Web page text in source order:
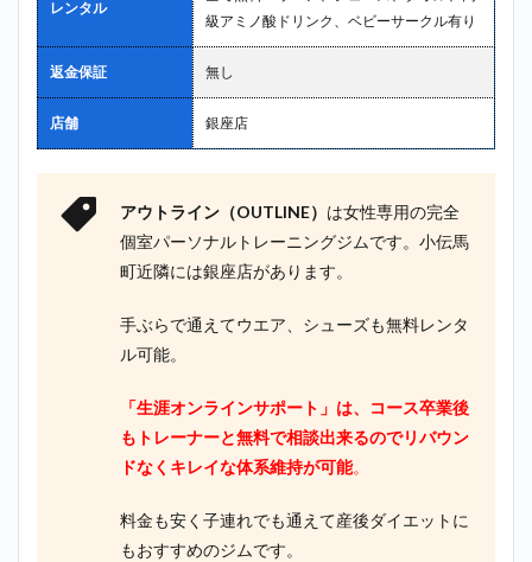
レンタル
級アミノ酸ドリンク、ベビーサークル有り
返金保証 無し
店舗 銀座店
アウトライン（OUTLINE） は女性専用の完全
個室パーソナルトレーニングジムです。小伝馬
町近隣には銀座店があります。
手ぶらで通えてウエア、シューズも無料レンタ
ル可能。
「生涯オンラインサポート」は、コース卒業後
もトレーナーと無料で相談出来るのでリバウン
ドなくキレイな体系維持が可能。
料金も安く子連れでも通えて産後ダイエットに
もおすすめのジムです。